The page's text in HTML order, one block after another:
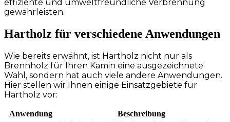
effiziente und umweltfreundliche Verbrennung
gewährleisten.
Hartholz für verschiedene Anwendungen
Wie bereits erwähnt, ist Hartholz nicht nur als
Brennholz für Ihren Kamin eine ausgezeichnete
Wahl, sondern hat auch viele andere Anwendungen.
Hier stellen wir Ihnen einige Einsatzgebiete für
Hartholz vor:
Anwendung Beschreibung